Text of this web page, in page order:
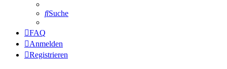
Suche
FAQ
Anmelden
Registrieren